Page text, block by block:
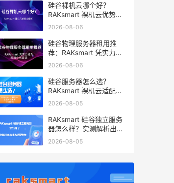
硅谷裸机云哪个好？
RAKsmart 裸机云优势全
解析
2026-08-06
硅谷物理服务器租用推
荐：RAKsmart 凭实力成
为跨境业务首选
2026-08-06
硅谷服务器怎么选？
RAKsmart 裸机云适配跨
境电商 手游后台
2026-08-05
RAKsmart 硅谷独立服务
器怎么样？实测解析出海
业务选型参考
2026-08-05